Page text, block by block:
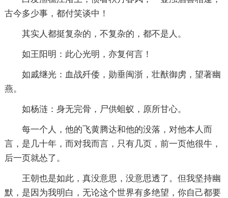
古今多少事，都付笑谈中！
其实人都挺复杂的，不复杂的，都不是人。
如王阳明：此心光明，亦复何言！
如戚继光：血战歼倭，勋垂闽浙，壮猷御虏，望著幽
燕。
如杨涟：身无完骨，尸供蛆蚁，原所甘心。
每一个人，他的飞黄腾达和他的没落，对他本人而
言，是几十年，而对我而言，只有几页，前一页他很牛，
后一页就怂了。
王朝也是如此，真没意思，没意思透了。但我坚持幽
默，是因为我明白，无论这个世界有多绝望，你自己都要